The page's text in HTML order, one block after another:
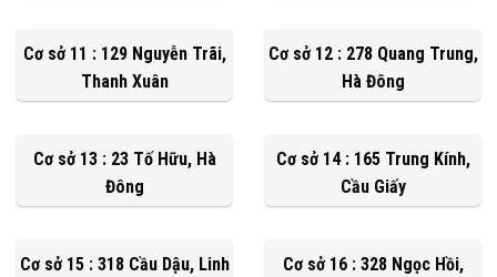
Cơ sở 11 : 129 Nguyễn Trãi,
Thanh Xuân
Cơ sở 12 : 278 Quang Trung,
Hà Đông
Cơ sở 13 : 23 Tố Hữu, Hà
Đông
Cơ sở 14 : 165 Trung Kính,
Cầu Giấy
Cơ sở 15 : 318 Cầu Dậu, Linh
Cơ sở 16 : 328 Ngọc Hồi,